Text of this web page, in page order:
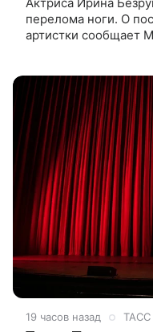
перелома ноги. О
артистки сообщает
19 часов назад ТАСС